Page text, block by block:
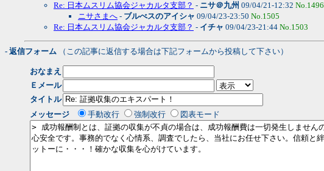
Re: 日本ムスリム協会ジャカルタ支部？ - ニサ＠九州 09/04/21-12:32 No.1496
ニサさまへ - ブルべスのアイシャ 09/04/23-23:50 No.1505
Re: 日本ムスリム協会ジャカルタ支部？ - イチャ 09/04/23-21:44 No.1503
- 返信フォーム （この記事に返信する場合は下記フォームから投稿して下さい）
おなまえ
Ｅメール
タイトル
メッセージ
手動改行 強制改行 図表モード